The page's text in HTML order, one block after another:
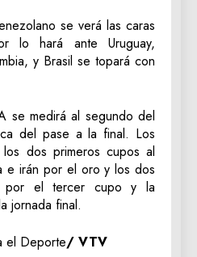
se verá las caras
lo hará ante Uruguay,
y Brasil se topará con
se medirá al segundo del
del pase a la final. Los
dos primeros cupos al
e irán por el oro y los dos
por el tercer cupo y la
jornada final.
el Deporte/ VTV